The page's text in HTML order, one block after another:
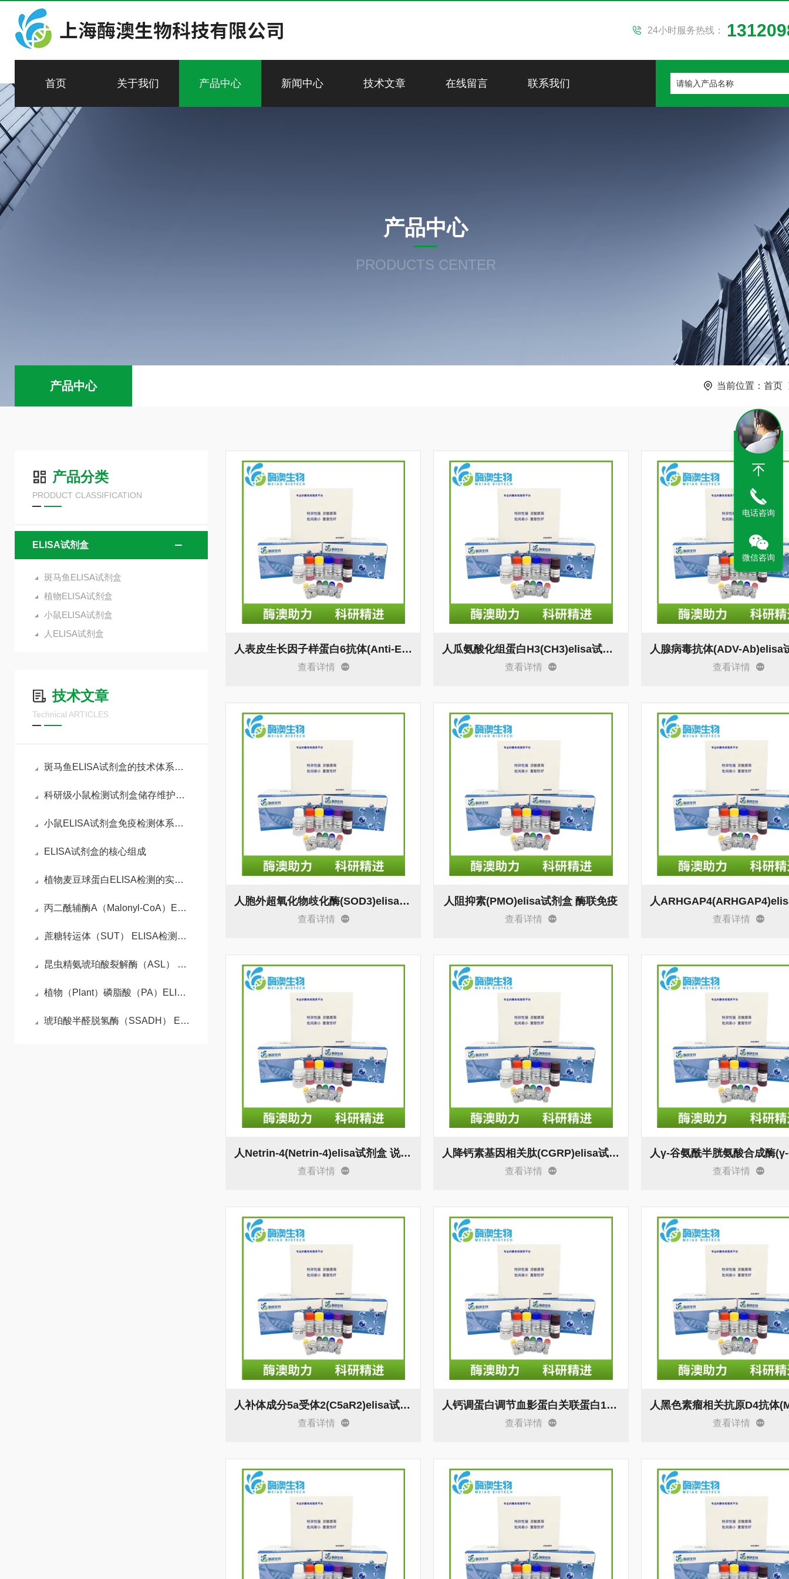
24小时服务热线：
首页 关于我们 产品中心 新闻中心 技术文章 在线留言 联系我们
产品中心
PRODUCTS CENTER
产品中心 当前位置： 首页
产品分类
PRODUCT CLASSIFICATION
ELISA试剂盒
斑马鱼ELISA试剂盒
植物ELISA试剂盒
小鼠ELISA试剂盒
人ELISA试剂盒
技术文章
Technical ARTICLES
斑马鱼ELISA试剂盒的技术体系与实验全流程管控
科研级小鼠检测试剂盒储存维护与平行实验数据稳定性控制技术
小鼠ELISA试剂盒免疫检测体系与动物模型实验实操指南
ELISA试剂盒的核心组成
植物麦豆球蛋白ELISA检测的实验流程
丙二酰辅酶A（Malonyl-CoA）ELISA检测试剂盒检测原理
蔗糖转运体（SUT） ELISA检测试剂盒操作步骤
昆虫精氨琥珀酸裂解酶（ASL） ELISA检测试剂盒检测原理
植物（Plant）磷脂酸（PA）ELISA检测试剂盒检测原理
琥珀酸半醛脱氢酶（SSADH） ELISA检测试剂盒检测原理
人表皮生长因子样蛋白6抗体(Anti-EGFL6)elisa试剂盒 OD值
查看详情
人瓜氨酸化组蛋白H3(CH3)elisa试剂盒 操作
查看详情 查看详情
人胞外超氧化物歧化酶(SOD3)elisa试剂盒 科研
查看详情
人阻抑素(PMO)elisa试剂盒 酶联免疫
查看详情 查看详情
人Netrin-4(Netrin-4)elisa试剂盒 说明书
查看详情
人降钙素基因相关肽(CGRP)elisa试剂盒 OD值
查看详情 查看详情
人补体成分5a受体2(C5aR2)elisa试剂盒 说明书
查看详情
人钙调蛋白调节血影蛋白关联蛋白1(CAMSAP1)elisa试剂盒 科研
查看详情 查看详情
电话咨询
微信咨询